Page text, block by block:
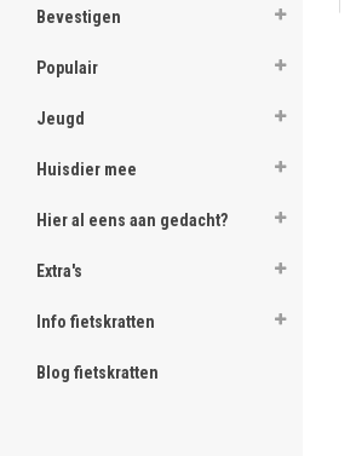
Bevestigen
Populair
Jeugd
Huisdier mee
Hier al eens aan gedacht?
Extra's
Info fietskratten
Blog fietskratten